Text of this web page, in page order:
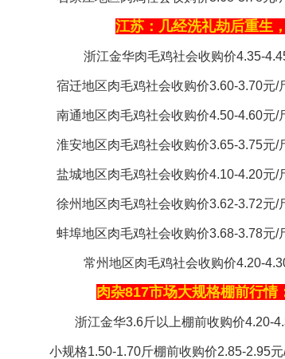
江苏：几经洗礼劫后重生
浙江金华肉毛鸡社会收购价4.35-
宿迁地区肉毛鸡社会收购价3.60-3.70元/
南通地区肉毛鸡社会收购价4.50-4.60元/
淮安地区肉毛鸡社会收购价3.65-3.75元/
盐城地区肉毛鸡社会收购价4.10-4.20元/
徐州地区肉毛鸡社会收购价3.62-3.72元/
蚌埠地区肉毛鸡社会收购价3.68-3.78元/
常州地区肉毛鸡社会收购价4.20-
肉杂817市场大规格棚前行情
浙江金华3.6斤以上棚前收购价4.20-
小规格1.50-1.70斤棚前收购价2.85-2.95